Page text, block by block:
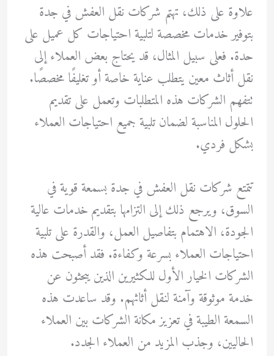
علاوة على ذلك، تهتم شركات نقل العفش في جدة
بتوفير خدمات مخصصة لتلبية احتياجات كل عميل على
حدة. فعلى سبيل المثال، قد يحتاج بعض العملاء إلى
نقل أثاث معين يتطلب عناية خاصة أو تغليفًا مخصصًا.
تتفهم الشركات هذه المتطلبات وتعمل على تقديم
الحلول المناسبة لضمان تلبية جميع احتياجات العملاء
بشكل فردي.
تتمتع شركات نقل العفش في جدة بسمعة قوية في
السوق، ويرجع ذلك إلى التزامها بتقديم خدمات عالية
الجودة، الاهتمام بتفاصيل العمل، والقدرة على تلبية
احتياجات العملاء بسرعة وكفاءة. فقد أصبحت هذه
الشركات الخيار الأول للكثيرين الذين يبحثون عن
خدمة موثوقة وآمنة لنقل أثاثهم. وقد ساعدت هذه
السمعة الطيبة في تعزيز مكانة الشركات بين العملاء
الحاليين، وجذب المزيد من العملاء الجدد.